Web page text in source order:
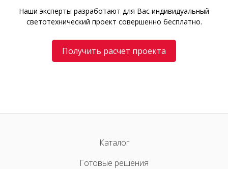
Наши эксперты разработают для Вас индивидуальный
светотехнический проект совершенно бесплатно.
Получить расчет проекта
Каталог
Готовые решения